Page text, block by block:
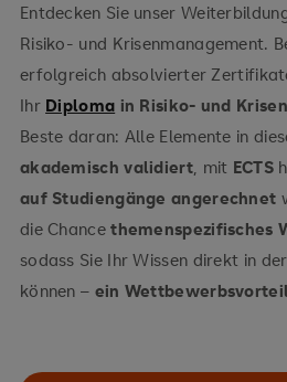
Entdecken Sie unser
Risiko- und Krisenmanagement.
erfolgreich absolvierter
Ihr Diploma in Risiko- und
Beste daran: Alle Elemente in
akademisch validiert, mit ECTS
auf Studiengänge angerechnet
die Chancethemenspezifisches
sodass Sie Ihr Wissen direkt in
können – ein